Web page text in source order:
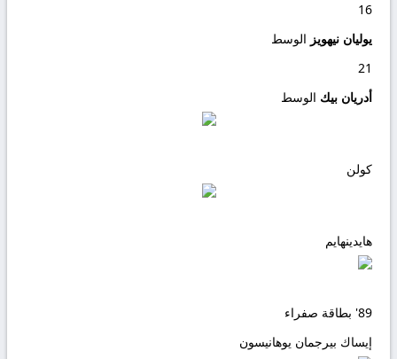
16
يوليان نيهويز الوسط
21
أدريان بيك الوسط
كولن
هايدينهايم
89' بطاقة صفراء
إيساك بيرجمان يوهانيسون